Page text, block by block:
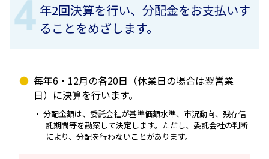
年2回決算を行い、分配金をお支払いす
ることをめざします。
毎年6・12月の各20日（休業日の場合は翌営業
日）に決算を行います。
分配金額は、委託会社が基準価額水準、市況動向、残存信
託期間等を勘案して決定します。ただし、委託会社の判断
により、分配を行わないことがあります。